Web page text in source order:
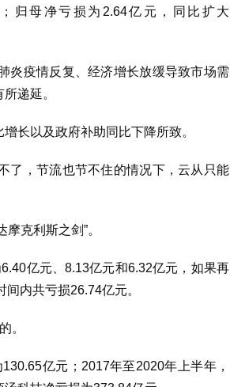
归母净亏损为2.64亿元，同比扩大
炎疫情反复、经济增长放缓导致市场需
递延。
长以及政府补助同比下降所致。
了，节流也节不住的情况下，云从只能
克利斯之剑”。
亿元、8.13亿元和6.32亿元，如果再
内共亏损26.74亿元。
。
亿元；2017年至2020年上半年，